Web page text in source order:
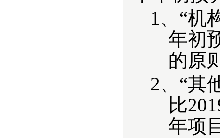
1、 “机
年初
的原
2、“其
比
年项